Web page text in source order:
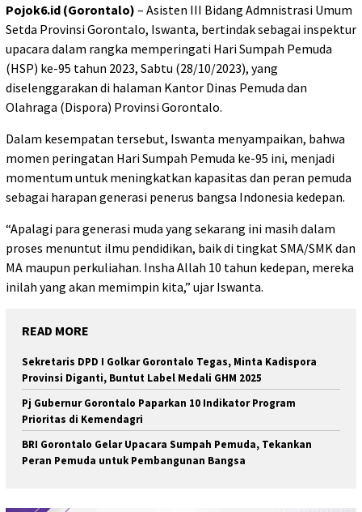
Pojok6.id (Gorontalo) – Asisten III Bidang Admnistrasi Umum
Setda Provinsi Gorontalo, Iswanta, bertindak sebagai inspektur
upacara dalam rangka memperingati Hari Sumpah Pemuda
(HSP) ke-95 tahun 2023, Sabtu (28/10/2023), yang
diselenggarakan di halaman Kantor Dinas Pemuda dan
Olahraga (Dispora) Provinsi Gorontalo.
Dalam kesempatan tersebut, Iswanta menyampaikan, bahwa
momen peringatan Hari Sumpah Pemuda ke-95 ini, menjadi
momentum untuk meningkatkan kapasitas dan peran pemuda
sebagai harapan generasi penerus bangsa Indonesia kedepan.
“Apalagi para generasi muda yang sekarang ini masih dalam
proses menuntut ilmu pendidikan, baik di tingkat SMA/SMK dan
MA maupun perkuliahan. Insha Allah 10 tahun kedepan, mereka
inilah yang akan memimpin kita,” ujar Iswanta.
READ MORE
Sekretaris DPD I Golkar Gorontalo Tegas, Minta Kadispora
Provinsi Diganti, Buntut Label Medali GHM 2025
Pj Gubernur Gorontalo Paparkan 10 Indikator Program
Prioritas di Kemendagri
BRI Gorontalo Gelar Upacara Sumpah Pemuda, Tekankan
Peran Pemuda untuk Pembangunan Bangsa